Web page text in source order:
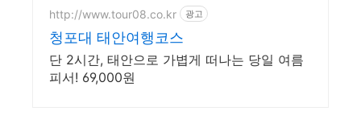
http://www.tour08.co.kr 광고
청포대 태안여행코스
단 2시간, 태안으로 가볍게 떠나는 당일 여름
피서! 69,000원